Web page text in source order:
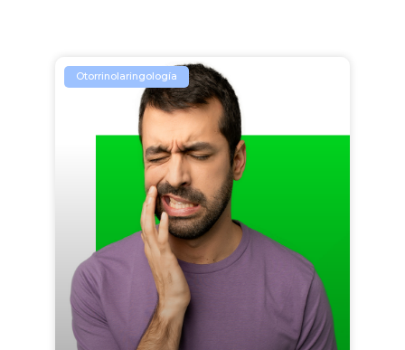
Otorrinolaringología